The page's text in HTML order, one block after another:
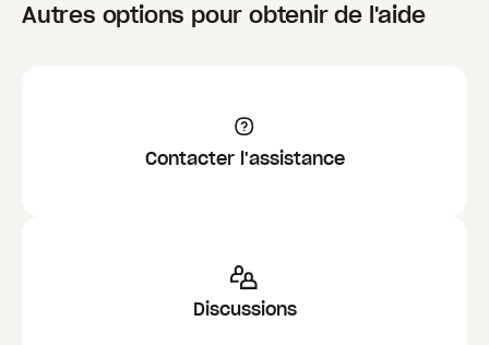
Autres options pour obtenir de l'aide
Contacter l'assistance
Discussions